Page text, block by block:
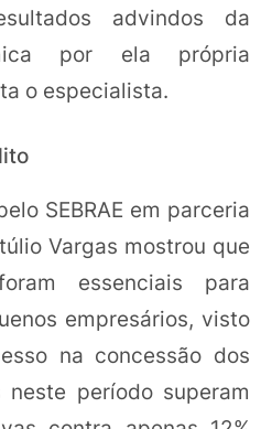
advindos da
por ela própria
o especialista.
SEBRAE em parceria
Vargas mostrou que
essenciais para
empresários, visto
na concessão dos
período superam